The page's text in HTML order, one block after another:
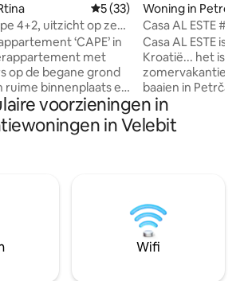
Gemiddelde beoordeling
5 (33)
4+2, uitzicht op zee:
‘CAPE’ in
met
op de begane grond
ruime binnenplaats en
Een uitstekende
een paar minuten
brug, die de rust
door het
uitzicht op de
eilanden. De
is echter de
Woning in
Casa AL ESTE
#sauna #fitness
Casa AL ESTE is
Kroatië... het is
zomervakantie in
baaien in
om een plek voor
GELUKKIG te
je aankomt... het
yogaruimte,
enorme
badkamers, 5
andere luxe
voorzieningen in
in Velebit
Wifi